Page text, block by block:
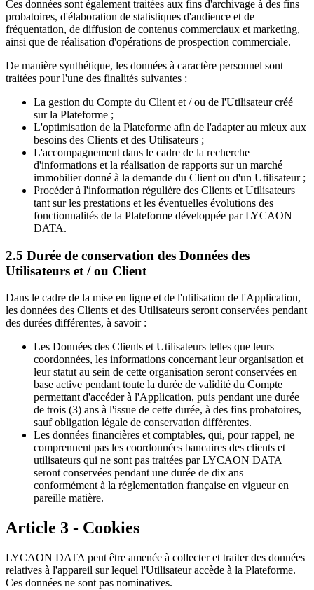
Ces données sont également traitées aux fins d'archivage à des fins
probatoires, d'élaboration de statistiques d'audience et de
fréquentation, de diffusion de contenus commerciaux et marketing,
ainsi que de réalisation d'opérations de prospection commerciale.
De manière synthétique, les données à caractère personnel sont
traitées pour l'une des finalités suivantes :
La gestion du Compte du Client et / ou de l'Utilisateur créé
sur la Plateforme ;
L'optimisation de la Plateforme afin de l'adapter au mieux aux
besoins des Clients et des Utilisateurs ;
L'accompagnement dans le cadre de la recherche
d'informations et la réalisation de rapports sur un marché
immobilier donné à la demande du Client ou d'un Utilisateur ;
Procéder à l'information régulière des Clients et Utilisateurs
tant sur les prestations et les éventuelles évolutions des
fonctionnalités de la Plateforme développée par LYCAON
DATA.
2.5 Durée de conservation des Données des
Utilisateurs et / ou Client
Dans le cadre de la mise en ligne et de l'utilisation de l'Application,
les données des Clients et des Utilisateurs seront conservées pendant
des durées différentes, à savoir :
Les Données des Clients et Utilisateurs telles que leurs
coordonnées, les informations concernant leur organisation et
leur statut au sein de cette organisation seront conservées en
base active pendant toute la durée de validité du Compte
permettant d'accéder à l'Application, puis pendant une durée
de trois (3) ans à l'issue de cette durée, à des fins probatoires,
sauf obligation légale de conservation différentes.
Les données financières et comptables, qui, pour rappel, ne
comprennent pas les coordonnées bancaires des clients et
utilisateurs qui ne sont pas traitées par LYCAON DATA
seront conservées pendant une durée de dix ans
conformément à la réglementation française en vigueur en
pareille matière.
Article 3 - Cookies
LYCAON DATA peut être amenée à collecter et traiter des données
relatives à l'appareil sur lequel l'Utilisateur accède à la Plateforme.
Ces données ne sont pas nominatives.